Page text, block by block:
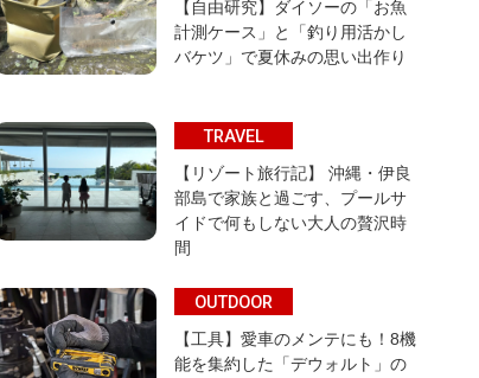
【自由研究】ダイソーの「お魚
計測ケース」と「釣り用活かし
バケツ」で夏休みの思い出作り
TRAVEL
【リゾート旅行記】 沖縄・伊良
部島で家族と過ごす、プールサ
イドで何もしない大人の贅沢時
間
OUTDOOR
【工具】愛車のメンテにも！8機
能を集約した「デウォルト」の